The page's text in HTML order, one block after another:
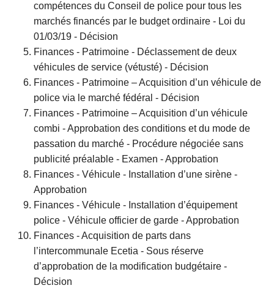
compétences du Conseil de police pour tous les
marchés financés par le budget ordinaire - Loi du
01/03/19 - Décision
Finances - Patrimoine - Déclassement de deux
véhicules de service (vétusté) - Décision
Finances - Patrimoine – Acquisition d’un véhicule de
police via le marché fédéral - Décision
Finances - Patrimoine – Acquisition d’un véhicule
combi - Approbation des conditions et du mode de
passation du marché - Procédure négociée sans
publicité préalable - Examen - Approbation
Finances - Véhicule - Installation d’une sirène -
Approbation
Finances - Véhicule - Installation d’équipement
police - Véhicule officier de garde - Approbation
Finances - Acquisition de parts dans
l’intercommunale Ecetia - Sous réserve
d’approbation de la modification budgétaire -
Décision